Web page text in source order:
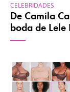
CELEBRIDADES
De Camila
boda de